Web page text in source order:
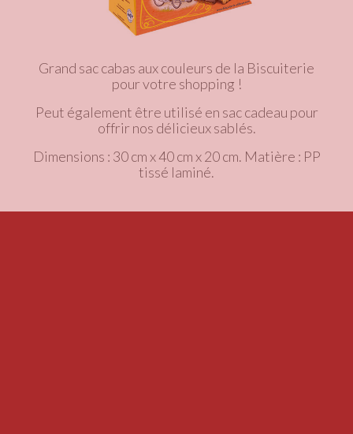
Grand sac cabas aux couleurs de la Biscuiterie
pour votre shopping !
Peut également être utilisé en sac cadeau pour
offrir nos délicieux sablés.
Dimensions : 30 cm x 40 cm x 20 cm. Matière : PP
tissé laminé.